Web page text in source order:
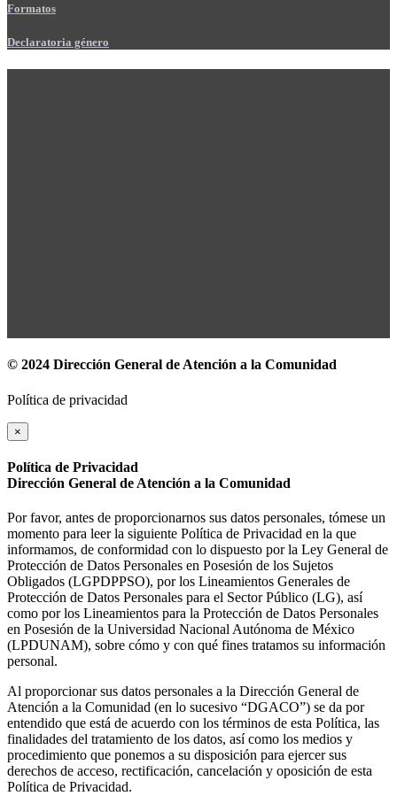
Formatos
Declaratoria género
© 2024 Dirección General de Atención a la Comunidad
Política de privacidad
×
Política de Privacidad
Dirección General de Atención a la Comunidad
Por favor, antes de proporcionarnos sus datos personales, tómese un
momento para leer la siguiente Política de Privacidad en la que
informamos, de conformidad con lo dispuesto por la Ley General de
Protección de Datos Personales en Posesión de los Sujetos
Obligados (LGPDPPSO), por los Lineamientos Generales de
Protección de Datos Personales para el Sector Público (LG), así
como por los Lineamientos para la Protección de Datos Personales
en Posesión de la Universidad Nacional Autónoma de México
(LPDUNAM), sobre cómo y con qué fines tratamos su información
personal.
Al proporcionar sus datos personales a la Dirección General de
Atención a la Comunidad (en lo sucesivo “DGACO”) se da por
entendido que está de acuerdo con los términos de esta Política, las
finalidades del tratamiento de los datos, así como los medios y
procedimiento que ponemos a su disposición para ejercer sus
derechos de acceso, rectificación, cancelación y oposición de esta
Política de Privacidad.